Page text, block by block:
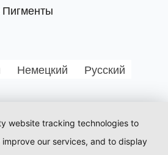
Немецкий Русский
website tracking technologies to
our services, and to display